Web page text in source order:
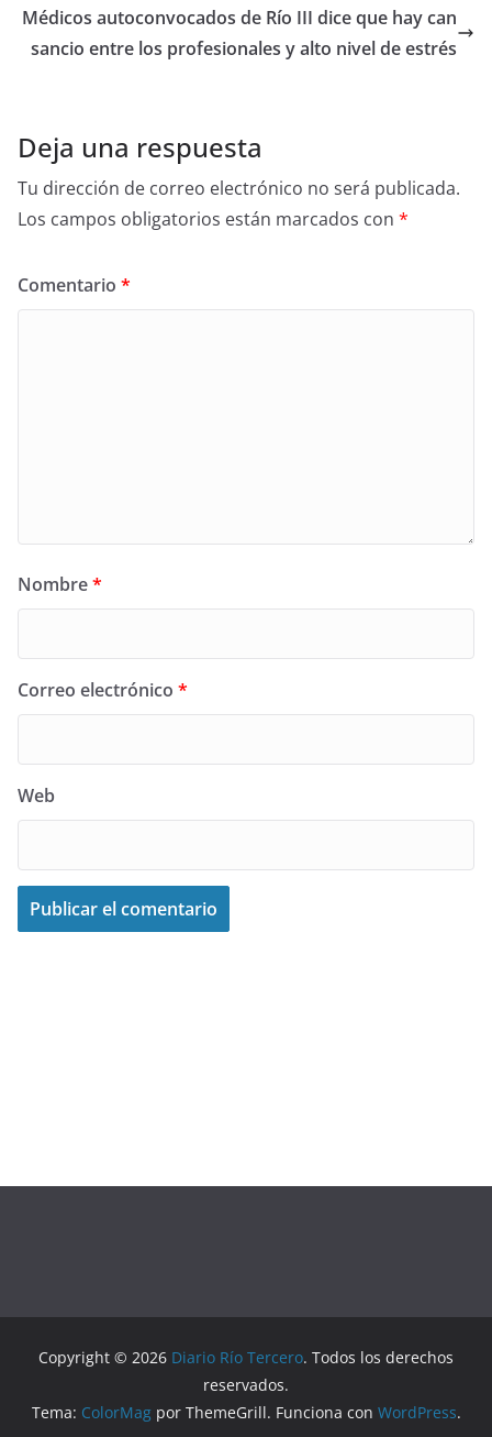
Médicos autoconvocados de Río III dice que hay can
sancio entre los profesionales y alto nivel de estrés
Deja una respuesta
Tu dirección de correo electrónico no será publicada.
Los campos obligatorios están marcados con *
Comentario *
Nombre*
Correo electrónico *
Web
Copyright © 2026 Diario Río Tercero. Todos los derechos
reservados.
Tema: ColorMagpor ThemeGrill. Funciona con WordPress.